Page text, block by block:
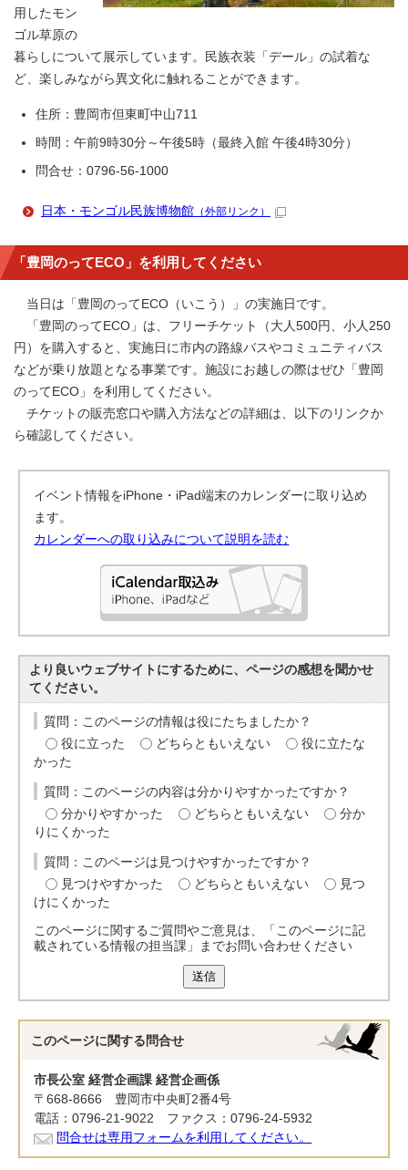
用したモン
ゴル草原の
暮らしについて展示しています。民族衣装「デール」の試着な
ど、楽しみながら異文化に触れることができます。
住所：豊岡市但東町中山711
時間：午前9時30分～午後5時（最終入館 午後4時30分）
問合せ：0796-56-1000
日本・モンゴル民族博物館 （外部リンク）
「豊岡のってECO」を利用してください
当日は「豊岡のってECO（いこう）」の実施日です。
「豊岡のってECO」は、フリーチケット（大人500円、小人250
円）を購入すると、実施日に市内の路線バスやコミュニティバス
などが乗り放題となる事業です。施設にお越しの際はぜひ「豊岡
のってECO」を利用してください。
チケットの販売窓口や購入方法などの詳細は、以下のリンクか
ら確認してください。
イベント情報をiPhone・iPad端末のカレンダーに取り込め
ます。
カレンダーへの取り込みについて説明を読む
より良いウェブサイトにするために、ページの感想を聞かせ
てください。
質問：このページの情報は役にたちましたか？
役に立った
どちらともいえない
役に立たな
かった
質問：このページの内容は分かりやすかったですか？
分かりやすかった
どちらともいえない
分か
りにくかった
質問：このページは見つけやすかったですか？
見つけやすかった
どちらともいえない
見つ
けにくかった
このページに関するご質問やご意見は、「このページに記
載されている情報の担当課」までお問い合わせください
送信
このページに関する 問合せ
市長公室 経営企画課 経営企画係
〒668-8666 豊岡市中央町2番4号
電話：0796-21-9022 ファクス：0796-24-5932
問合せは専用フォームを利用してください。